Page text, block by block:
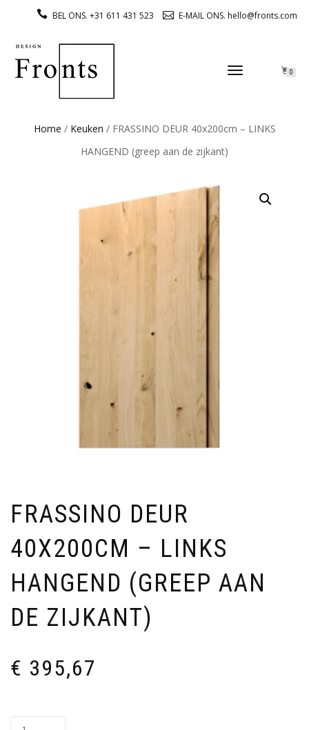
BEL ONS. +31 611 431 523 E-MAIL ONS. hello@fronts.com
TOGGLE
0
Home / Keuken / FRASSINO DEUR 40x200cm – LINKS
HANGEND (greep aan de zijkant)
FRASSINO DEUR
40X200CM – LINKS
HANGEND (GREEP AAN
DE ZIJKANT)
€ 395,67